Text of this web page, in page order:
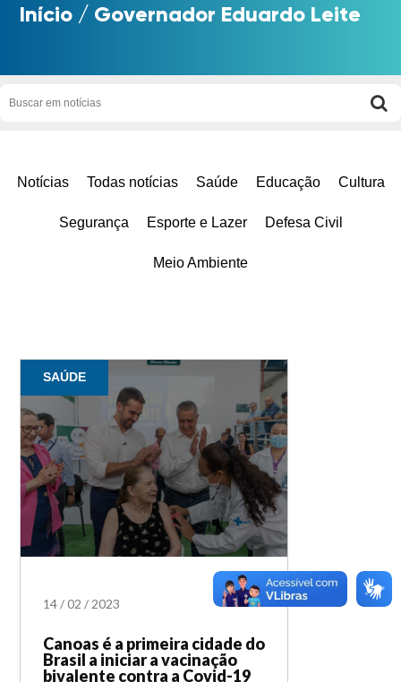
Início / Governador Eduardo Leite
Notícias Todas notícias Saúde Educação Cultura
Segurança Esporte e Lazer Defesa Civil
Meio Ambiente
SAÚDE
14 /02 /2023
Canoas é a primeira cidade do
Brasil a iniciar a vacinação
bivalente contra a Covid-19